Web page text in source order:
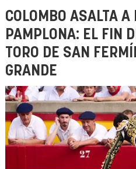
COLOMBO ASALTA A
PAMPLONA: EL FIN
TORO DE SAN
GRANDE